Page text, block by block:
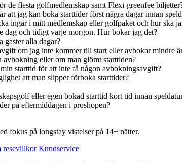
de flesta golfmedlemskap samt Flexi-greenfee
att jag kan boka starttider först några dagar innan
ingår i mitt medlemskap eller golfpaket och hur ska
dag och tidigt varje morgon. Hur bokar jag det?
gäster alla dagar?
om jag inte kommer till start eller avbokar mindre
eller om man glömt starttiden?
starttid för att inte få någon avbokningsavgift?
att man slipper förboka starttider?
eller egen bokad starttid kort tid innan
på eftermiddagen i proshopen?
fokus på longstay vistelser på 14+ nätter.
resevillkor Kundservice